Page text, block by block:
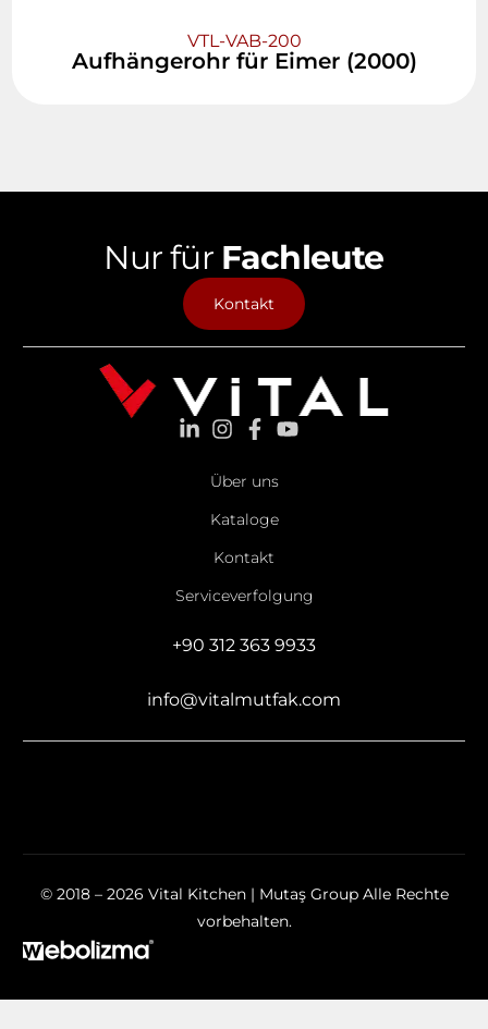
VTL-VAB-200
Aufhängerohr für Eimer (2000)
Nur für Fachleute
Kontakt
Über uns
Kataloge
Kontakt
Serviceverfolgung
+90 312 363 9933
info@vitalmutfak.com
© 2018 – 2026 Vital Kitchen | Mutaş Group Alle Rechte
vorbehalten.